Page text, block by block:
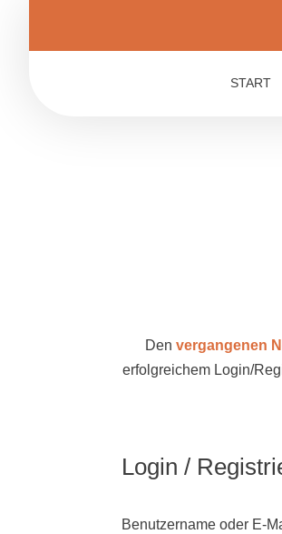
START
Den vergangenen
erfolgreichem Login/
Login /
Benutzername oder E-